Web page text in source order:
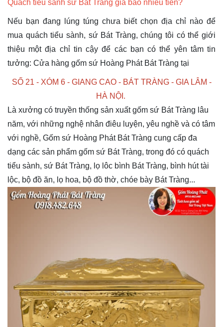
Quách tiểu sành sứ Bát Tràng giá bao nhiêu tiền?
Nếu bạn đang lúng túng chưa biết chọn địa chỉ nào để
mua quách tiểu sành, sứ Bát Tràng, chúng tôi có thể giới
thiệu một địa chỉ tin cậy để các bạn có thể yên tâm tin
tưởng: Cửa hàng gốm sứ Hoàng Phát Bát Tràng tại
SỐ 21 - XÓM 6 - GIANG CAO - BÁT TRÀNG - GIA LÂM -
HÀ NỘI.
Là xưởng có truyền thống sản xuất gốm sứ Bát Tràng lâu
năm, với những nghệ nhân điêu luyện, yêu nghề và có tâm
với nghề, Gốm sứ Hoàng Phát Bát Tràng cung cấp đa
dạng các sản phẩm gốm sứ Bát Tràng, trong đó có quách
tiểu sành, sứ Bát Tràng, lọ lôc bình Bát Tràng, bình hút tài
lộc, bộ đồ ăn, lọ hoa, bộ đồ thờ, chóe bày Bát Tràng...